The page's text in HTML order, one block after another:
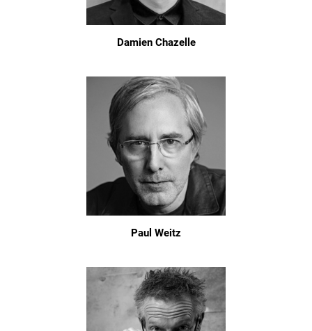
Damien Chazelle
Paul Weitz